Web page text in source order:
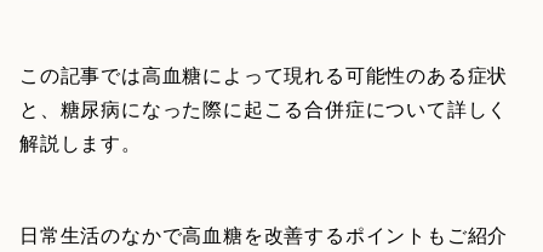
この記事では高血糖によって現れる可能性のある症状
と、糖尿病になった際に起こる合併症について詳しく
解説します。
日常生活のなかで高血糖を改善するポイントもご紹介